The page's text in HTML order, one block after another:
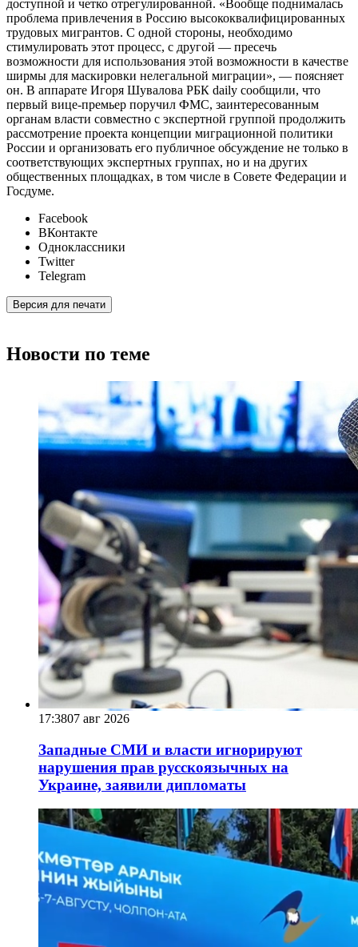
доступной и четко отрегулированной. «Вообще поднималась
проблема привлечения в Россию высококвалифицированных
трудовых мигрантов. С одной стороны, необходимо
стимулировать этот процесс, с другой — пресечь
возможности для использования этой возможности в качестве
ширмы для маскировки нелегальной миграции», — поясняет
он. В аппарате Игоря Шувалова РБК daily сообщили, что
первый вице-премьер поручил ФМС, заинтересованным
органам власти совместно с экспертной группой продолжить
рассмотрение проекта концепции миграционной политики
России и организовать его публичное обсуждение не только в
соответствующих экспертных группах, но и на других
общественных площадках, в том числе в Совете Федерации и
Госдуме.
Facebook
ВКонтакте
Одноклассники
Twitter
Telegram
Версия для печати
Новости по теме
17:3807 авг 2026
Западные СМИ и власти игнорируют
нарушения прав русскоязычных на
Украине, заявили дипломаты